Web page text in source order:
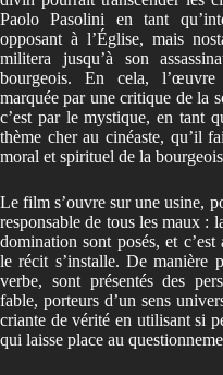
Paolo Pasolini en tant
opposant à l’Église, mais
militera jusqu’à son
bourgeois. En cela, l’œuvre
marquée par une critique de la
c’est par le mystique, en tant
thème cher au cinéaste, qu’il
moral et spirituel de la
Le film s’ouvre sur une usine,
responsable de tous les maux :
domination sont posés, et
le récit s’installe. De manière
verbe, sont présentés des
fable, porteurs d’un sens
criante de vérité en utilisant si
qui laisse place au